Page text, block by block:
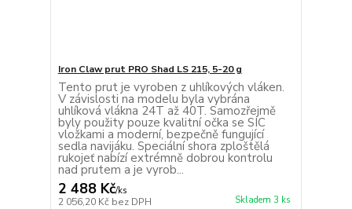
Iron Claw prut PRO Shad LS 215, 5-20 g
Tento prut je vyroben z uhlíkových vláken.
V závislosti na modelu byla vybrána
uhlíková vlákna 24T až 40T. Samozřejmě
byly použity pouze kvalitní očka se SIC
vložkami a moderní, bezpečně fungující
sedla navijáku. Speciální shora zploštělá
rukojeť nabízí extrémně dobrou kontrolu
nad prutem a je vyrob...
2 488 Kč/ks
2 056,20 Kč bez DPH Skladem 3 ks